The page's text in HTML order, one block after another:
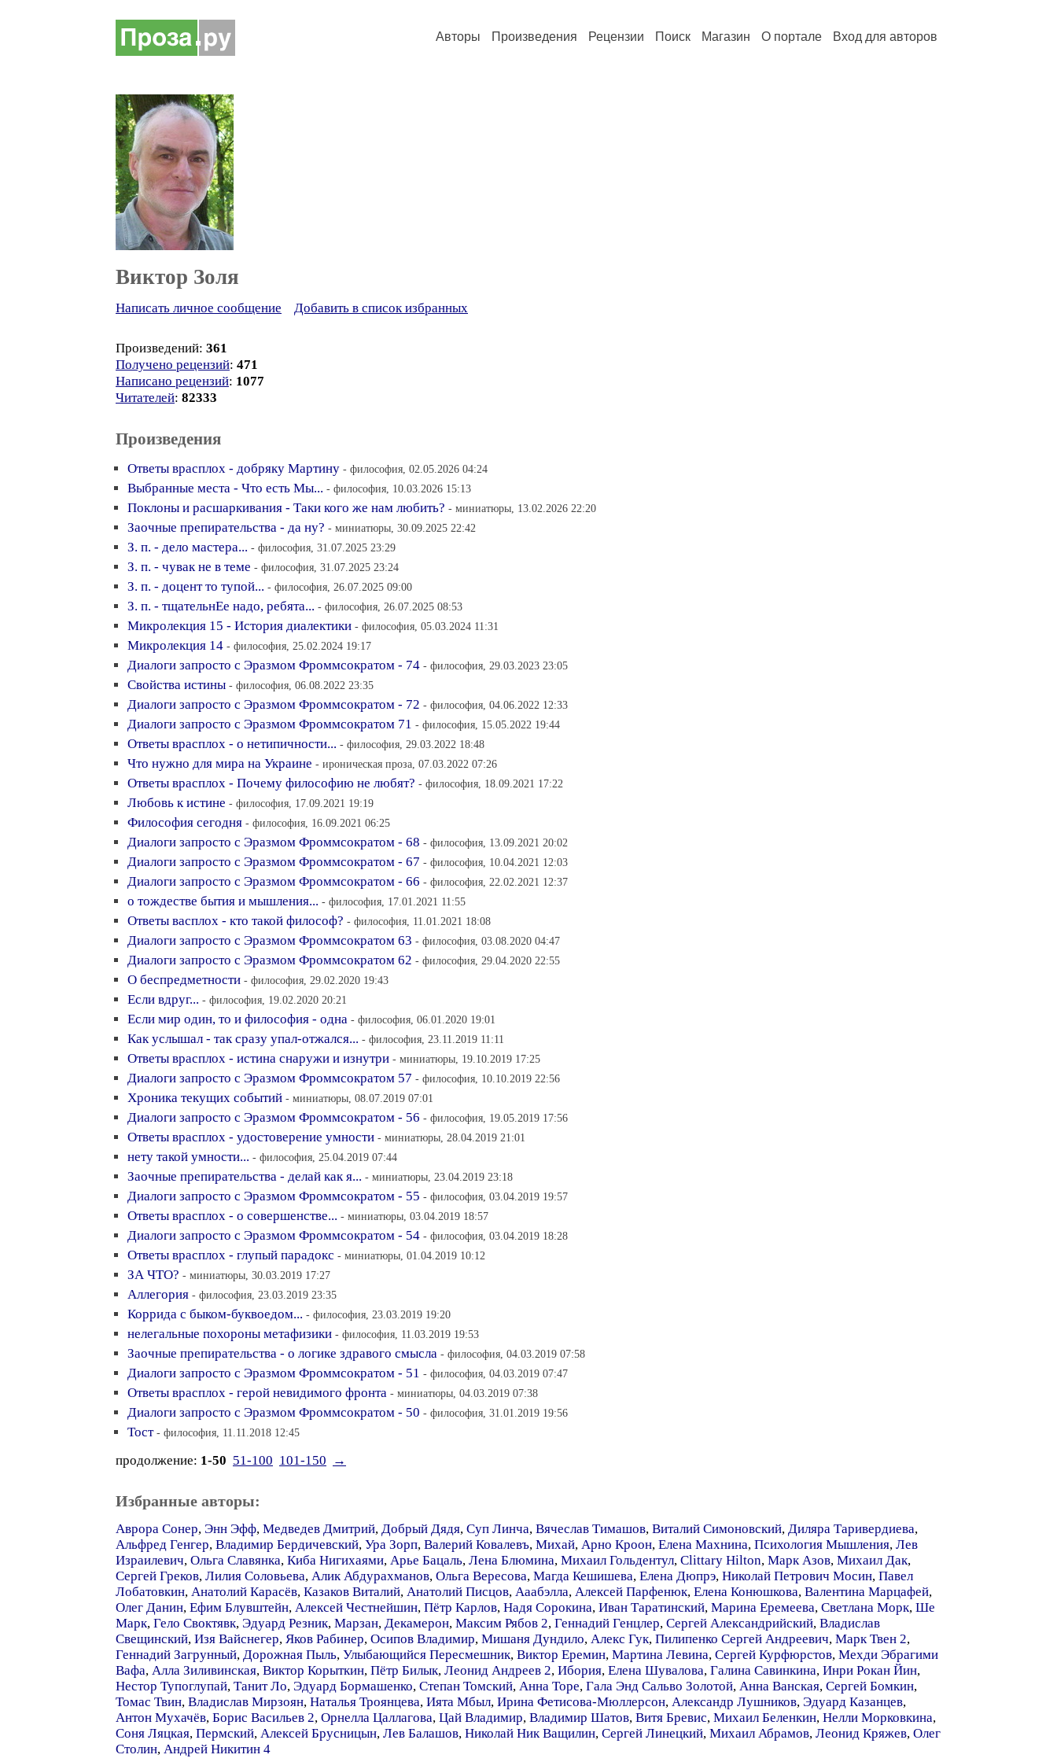
Авторы Произведения Рецензии Поиск Магазин О портале Вход для авторов
Виктор Золя
Написать личное сообщение Добавить в список избранных
Произведений: 361
Получено рецензий: 471
Написано рецензий: 1077
Читателей: 82333
Произведения
Ответы врасплох - добряку Мартину - философия, 02.05.2026 04:24
Выбранные места - Что есть Мы... - философия, 10.03.2026 15:13
Поклоны и расшаркивания - Таки кого же нам любить? - миниатюры, 13.02.2026 22:20
Заочные препирательства - да ну? - миниатюры, 30.09.2025 22:42
З. п. - дело мастера... - философия, 31.07.2025 23:29
З. п. - чувак не в теме - философия, 31.07.2025 23:24
З. п. - доцент то тупой... - философия, 26.07.2025 09:00
З. п. - тщательнЕе надо, ребята... - философия, 26.07.2025 08:53
Микролекция 15 - История диалектики - философия, 05.03.2024 11:31
Микролекция 14 - философия, 25.02.2024 19:17
Диалоги запросто с Эразмом Фроммсократом - 74 - философия, 29.03.2023 23:05
Свойства истины - философия, 06.08.2022 23:35
Диалоги запросто с Эразмом Фроммсократом - 72 - философия, 04.06.2022 12:33
Диалоги запросто с Эразмом Фроммсократом 71 - философия, 15.05.2022 19:44
Ответы врасплох - о нетипичности... - философия, 29.03.2022 18:48
Что нужно для мира на Украине - ироническая проза, 07.03.2022 07:26
Ответы врасплох - Почему философию не любят? - философия, 18.09.2021 17:22
Любовь к истине - философия, 17.09.2021 19:19
Философия сегодня - философия, 16.09.2021 06:25
Диалоги запросто с Эразмом Фроммсократом - 68 - философия, 13.09.2021 20:02
Диалоги запросто с Эразмом Фроммсократом - 67 - философия, 10.04.2021 12:03
Диалоги запросто с Эразмом Фроммсократом - 66 - философия, 22.02.2021 12:37
о тождестве бытия и мышления... - философия, 17.01.2021 11:55
Ответы васплох - кто такой философ? - философия, 11.01.2021 18:08
Диалоги запросто с Эразмом Фроммсократом 63 - философия, 03.08.2020 04:47
Диалоги запросто с Эразмом Фроммсократом 62 - философия, 29.04.2020 22:55
О беспредметности - философия, 29.02.2020 19:43
Если вдруг... - философия, 19.02.2020 20:21
Если мир один, то и философия - одна - философия, 06.01.2020 19:01
Как услышал - так сразу упал-отжался... - философия, 23.11.2019 11:11
Ответы врасплох - истина снаружи и изнутри - миниатюры, 19.10.2019 17:25
Диалоги запросто с Эразмом Фроммсократом 57 - философия, 10.10.2019 22:56
Хроника текущих событий - миниатюры, 08.07.2019 07:01
Диалоги запросто с Эразмом Фроммсократом - 56 - философия, 19.05.2019 17:56
Ответы врасплох - удостоверение умности - миниатюры, 28.04.2019 21:01
нету такой умности... - философия, 25.04.2019 07:44
Заочные препирательства - делай как я... - миниатюры, 23.04.2019 23:18
Диалоги запросто с Эразмом Фроммсократом - 55 - философия, 03.04.2019 19:57
Ответы врасплох - о совершенстве... - миниатюры, 03.04.2019 18:57
Диалоги запросто с Эразмом Фроммсократом - 54 - философия, 03.04.2019 18:28
Ответы врасплох - глупый парадокс - миниатюры, 01.04.2019 10:12
ЗА ЧТО? - миниатюры, 30.03.2019 17:27
Аллегория - философия, 23.03.2019 23:35
Коррида с быком-буквоедом... - философия, 23.03.2019 19:20
нелегальные похороны метафизики - философия, 11.03.2019 19:53
Заочные препирательства - о логике здравого смысла - философия, 04.03.2019 07:58
Диалоги запросто с Эразмом Фроммсократом - 51 - философия, 04.03.2019 07:47
Ответы врасплох - герой невидимого фронта - миниатюры, 04.03.2019 07:38
Диалоги запросто с Эразмом Фроммсократом - 50 - философия, 31.01.2019 19:56
Тост - философия, 11.11.2018 12:45
продолжение: 1-50 51-100 101-150 →
Избранные авторы:
Аврора Сонер, Энн Эфф, Медведев Дмитрий, Добрый Дядя, Суп Линча, Вячеслав Тимашов, Виталий Симоновский, Диляра Таривердиева,
Альфред Генгер, Владимир Бердичевский, Ура Зорп, Валерий Ковалевъ, Михай, Арно Кроон, Елена Махнина, Психология Мышления, Лев
Израилевич, Ольга Славянка, Киба Нигихаями, Арье Бацаль, Лена Блюмина, Михаил Гольдентул, Clittary Hilton, Марк Азов, Михаил Дак,
Сергей Греков, Лилия Соловьева, Алик Абдурахманов, Ольга Вересова, Магда Кешишева, Елена Дюпрэ, Николай Петрович Мосин, Павел
Лобатовкин, Анатолий Карасёв, Казаков Виталий, Анатолий Писцов, Ааабэлла, Алексей Парфенюк, Елена Конюшкова, Валентина Марцафей,
Олег Данин, Ефим Блувштейн, Алексей Честнейшин, Пётр Карлов, Надя Сорокина, Иван Таратинский, Марина Еремеева, Светлана Морк, Ше
Марк, Гело Своктявк, Эдуард Резник, Марзан, Декамерон, Максим Рябов 2, Геннадий Генцлер, Сергей Александрийский, Владислав
Свещинский, Изя Вайснегер, Яков Рабинер, Осипов Владимир, Мишаня Дундило, Алекс Гук, Пилипенко Сергей Андреевич, Марк Твен 2,
Геннадий Загрунный, Дорожная Пыль, Улыбающийся Пересмешник, Виктор Еремин, Мартина Левина, Сергей Курфюрстов, Мехди Эбрагими
Вафа, Алла Зиливинская, Виктор Корыткин, Пётр Билык, Леонид Андреев 2, Ибория, Елена Шувалова, Галина Савинкина, Инри Рокан Йин,
Нестор Тупоглупай, Танит Ло, Эдуард Бормашенко, Степан Томский, Анна Торе, Гала Энд Сальво Золотой, Анна Ванская, Сергей Бомкин,
Томас Твин, Владислав Мирзоян, Наталья Троянцева, Ията Мбыл, Ирина Фетисова-Мюллерсон, Александр Лушников, Эдуард Казанцев,
Антон Мухачёв, Борис Васильев 2, Орнелла Цаллагова, Цай Владимир, Владимир Шатов, Витя Бревис, Михаил Беленкин, Нелли Морковкина,
Соня Ляцкая, Пермский, Алексей Брусницын, Лев Балашов, Николай Ник Ващилин, Сергей Линецкий, Михаил Абрамов, Леонид Кряжев, Олег
Столин, Андрей Никитин 4